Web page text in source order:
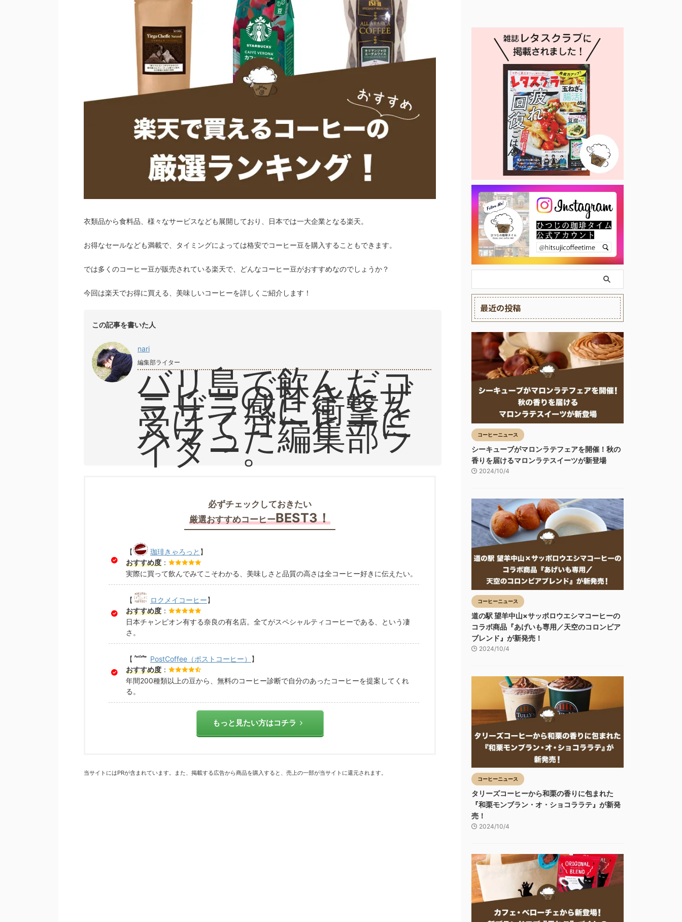
衣類品から食料品、様々なサービスなども展開しており、日本では一大企業となる楽天。
お得なセールなども満載で、タイミングによっては格安でコーヒー豆を購入することもできます。
では多くのコーヒー豆が販売されている楽天で、どんなコーヒー豆がおすすめなのでしょうか？
今回は楽天でお得に買える、美味しいコーヒーを詳しくご紹介します！
この記事を書いた人
nari
編集部ライター
バリ島で飲んだコ
ーヒーの甘さとザ
ラザラ感に衝撃を
受けてコーヒーに
ハマった編集部ラ
イター。
必ずチェックしておきたい
厳選おすすめコーヒーBEST3！
【 珈琲きゃろっと 】
おすすめ度 ：
実際に買って飲んでみてこそわかる、美味しさと品質の高さは全コーヒー好きに伝えたい。
【 ロクメイコーヒー】
おすすめ度 ：
日本チャンピオン有する奈良の有名店。全てがスペシャルティコーヒーである、という凄
さ。
【 PostCoffee（ポストコーヒー）
】
おすすめ度 ：
年間200種類以上の豆から、無料のコーヒー診断で自分のあったコーヒーを提案してくれ
る。
もっと見たい方はコチラ
当サイトにはPRが含まれています。また、掲載する広告から商品を購入すると、売上の一部が当サイトに還元されます。
最近の投稿
コーヒーニュース
シーキューブがマロンラテフェアを開催！秋の
香りを届けるマロンラテスイーツが新登場
2024/10/4
コーヒーニュース
道の駅 望羊中山×サッポロウエシマコーヒーの
コラボ商品『あげいも専用／天空のコロンビア
ブレンド』が新発売！
2024/10/4
コーヒーニュース
タリーズコーヒーから和栗の香りに包まれた
『和栗モンブラン・オ・ショコララテ』が新発
売！
2024/10/4